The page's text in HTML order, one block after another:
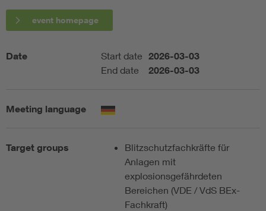
event homepage
Date Start date 2026-03-03
End date 2026-03-03
Meeting language
Target groups
Blitzschutzfachkräfte für
Anlagen mit
explosionsgefährdeten
Bereichen (VDE / VdS BEx-
Fachkraft)